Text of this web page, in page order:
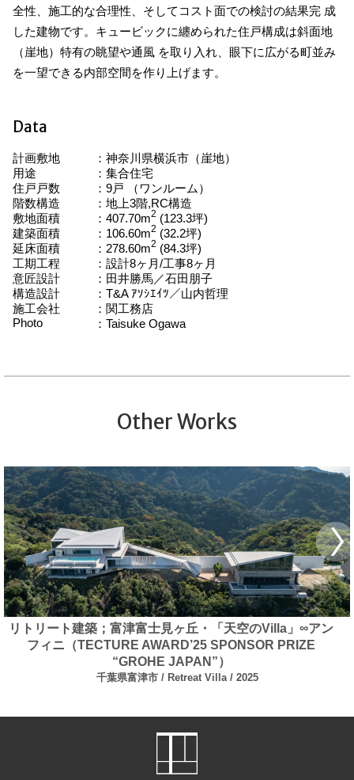
全性、施工的な合理性、そしてコスト面での検討の結果完 成
した建物です。キュービックに纏められた住戸構成は斜面地
（崖地）特有の眺望や通風 を取り入れ、眼下に広がる町並み
を一望できる内部空間を作り上げます。
Data
計画敷地
神奈川県横浜市（崖地）
用途
集合住宅
住戸戸数
9戸 （ワンルーム）
階数構造
地上3階,RC構造
敷地面積
407.70m2 (123.3坪)
建築面積
106.60m2 (32.2坪)
延床面積
278.60m2 (84.3坪)
工期工程
設計8ヶ月/工事8ヶ月
意匠設計
田井勝馬／石田朋子
構造設計
T&A ｱｿｼｴｲﾂ／山内哲理
施工会社
関工務店
Photo
Taisuke Ogawa
Other Works
リトリート建築；富津富士見ヶ丘・「天空のVilla」∞アン
フィニ（TECTURE AWARD’25 SPONSOR PRIZE
“GROHE JAPAN”）
千葉県富津市 Retreat Villa 2025